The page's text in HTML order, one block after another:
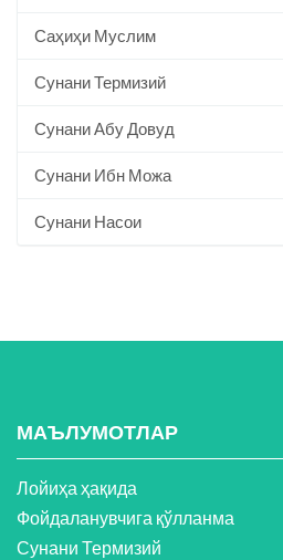
Саҳиҳи Муслим
Сунани Термизий
Сунани Абу Довуд
Сунани Ибн Можа
Сунани Насои
МАЪЛУМОТЛАР
Лойиҳа ҳақида
Фойдаланувчига қўлланма
Сунани Термизий